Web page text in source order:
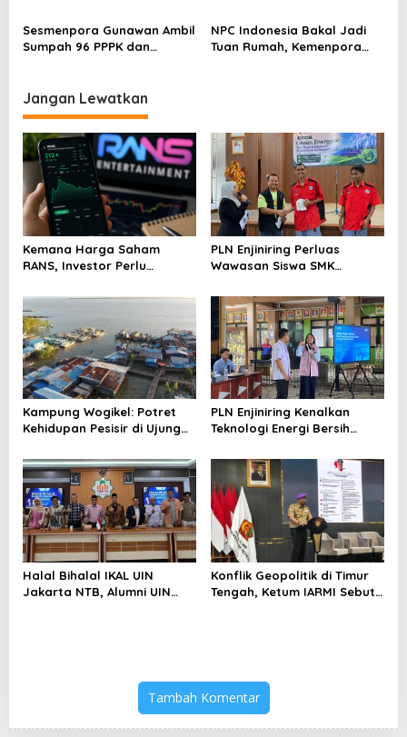
Sesmenpora Gunawan Ambil
Sumpah 96 PPPK dan
NPC Indonesia Bakal Jadi
Tuan Rumah, Kemenpora
Jangan Lewatkan
Kemana Harga Saham
RANS, Investor Perlu
Menghindari Spekulasi
Berlebihan
PLN Enjiniring Perluas
Wawasan Siswa SMK
Perubahan Iklim
Kampung Wogikel: Potret
Kehidupan Pesisir di Ujung
Bertahan di Tengah
Keterbatasan
PLN Enjiniring Kenalkan
Teknologi Energi Bersih
Halal Bihalal IKAL UIN
Jakarta NTB, Alumni UIN
Konflik Geopolitik di Timur
Tengah, Ketum IARMI Sebut
Tambah Komentar